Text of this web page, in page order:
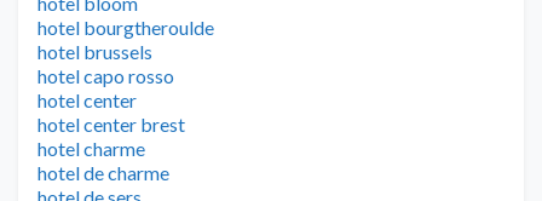
hotel bourgtheroulde
hotel brussels
hotel capo rosso
hotel center
hotel center brest
hotel charme
hotel de charme